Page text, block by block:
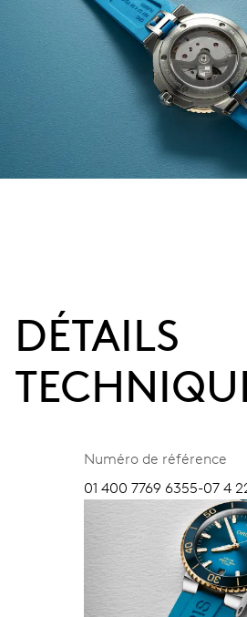
DÉTAILS
Numéro de référence
01 400 7769 6355-07 4